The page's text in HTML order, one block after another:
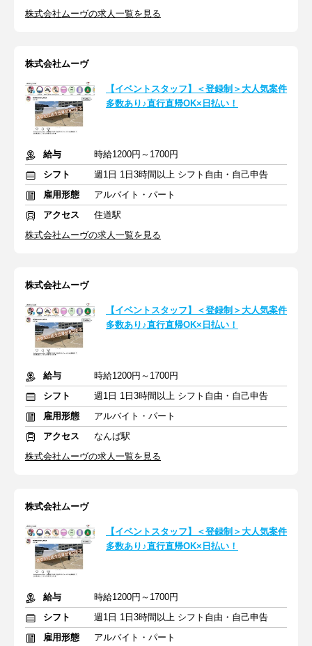
株式会社ムーヴの求人一覧を見る
株式会社ムーヴ
【イベントスタッフ】＜登録制＞大人気案件
多数あり♪直行直帰OK×日払い！
給与
時給1200円～1700円
シフト
週1日 1日3時間以上 シフト自由・自己申告
雇用形態
アルバイト・パート
アクセス
住道駅
株式会社ムーヴの求人一覧を見る
株式会社ムーヴ
【イベントスタッフ】＜登録制＞大人気案件
多数あり♪直行直帰OK×日払い！
給与
時給1200円～1700円
シフト
週1日 1日3時間以上 シフト自由・自己申告
雇用形態
アルバイト・パート
アクセス
なんば駅
株式会社ムーヴの求人一覧を見る
株式会社ムーヴ
【イベントスタッフ】＜登録制＞大人気案件
多数あり♪直行直帰OK×日払い！
給与
時給1200円～1700円
シフト
週1日 1日3時間以上 シフト自由・自己申告
雇用形態
アルバイト・パート